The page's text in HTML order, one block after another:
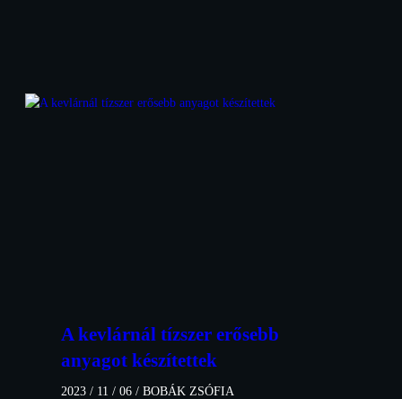
A kevlárnál tízszer erősebb
anyagot készítettek
2023 / 11 / 06 / BOBÁK ZSÓFIA